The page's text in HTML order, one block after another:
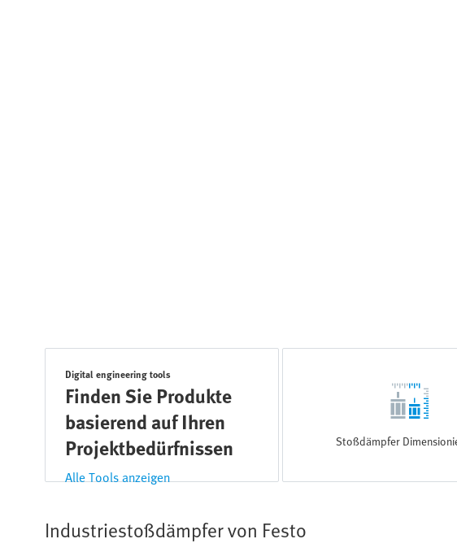
Digital engineering tools
Finden Sie Produkte
basierend auf Ihren
Projektbedürfnissen
Alle Tools anzeigen
Stoßdämpfer
Industriestoßdämpfer von Festo